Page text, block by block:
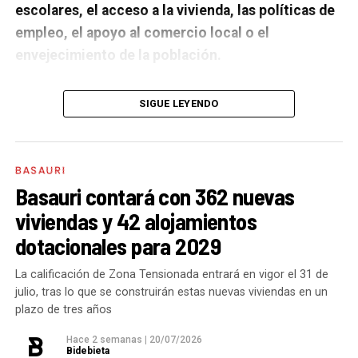
escolares, el acceso a la vivienda, las políticas de
empleo, el apoyo al comercio local o el
envejecimiento de la población.
A un año de acabar la legislatura, ¿qué balance
haces de la gestión del PSE en tus áreas dentro
del equipo de gobierno y qué proyectos
los gobiernos sirve para transformar y mejorar la vida
de las personas y, por eso, tan importante como la
gestión en las áreas de nuestra responsabilidad es la
impronta que marcamos en cuáles son las prioridades
del equipo de gobierno.
En ese sentido, destacaría la construcción de
SIGUE LEYENDO
BASAURI
Basauri contará con 362 nuevas
viviendas y 42 alojamientos
dotacionales para 2029
La calificación de Zona Tensionada entrará en vigor el 31 de
julio, tras lo que se construirán estas nuevas viviendas en un
plazo de tres años
Hace 2 semanas
20/07/2026
Bidebieta